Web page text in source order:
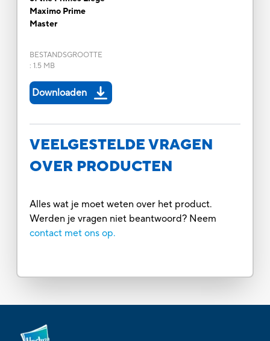
Maximo Prime
Master
BESTANDSGROOTTE
: 1.5 MB
Downloaden
VEELGESTELDE VRAGEN
OVER PRODUCTEN
Alles wat je moet weten over het product.
Werden je vragen niet beantwoord? Neem
contact met ons op.